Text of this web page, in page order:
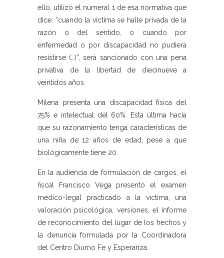
ello, utilizó el numeral 1 de esa normativa que
dice: “cuando la víctima se halle privada de la
razón o del sentido, o cuando por
enfermedad o por discapacidad no pudiera
resistirse (…)”, será sancionado con una pena
privativa de la libertad de diecinueve a
veintidós años.
Milena presenta una discapacidad física del
75% e intelectual del 60%. Esta última hacía
que su razonamiento tenga características de
una niña de 12 años de edad, pese a que
biológicamente tiene 20.
En la audiencia de formulación de cargos, el
fiscal Francisco Vega presentó el examen
médico-legal practicado a la víctima, una
valoración psicológica, versiones, el informe
de reconocimiento del lugar de los hechos y
la denuncia formulada por la Coordinadora
del Centro Diurno Fe y Esperanza.